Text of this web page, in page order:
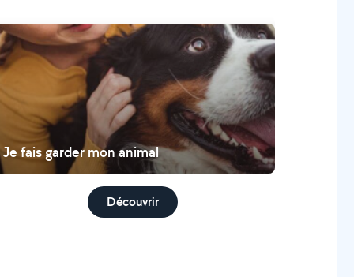
Je fais garder mon animal
Découvrir